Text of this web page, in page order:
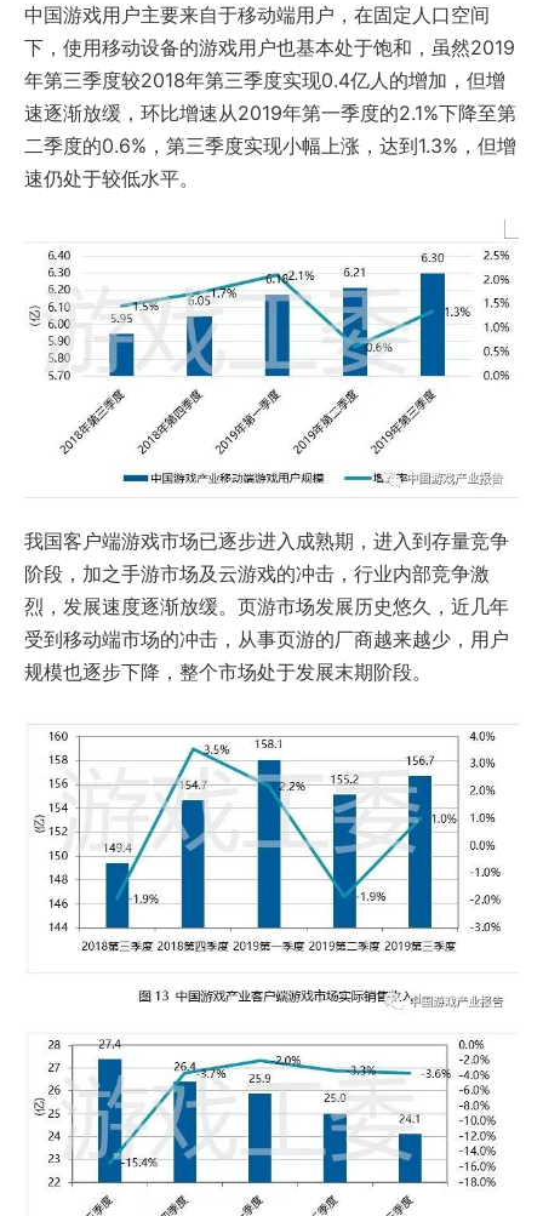
中国游戏用户主要来自于移动端用户，在固定人口空间
下，使用移动设备的游戏用户也基本处于饱和，虽然2019
年第三季度较2018年第三季度实现0.4亿人的增加，但增
速逐渐放缓，环比增速从2019年第一季度的2.1%下降至第
二季度的0.6%，第三季度实现小幅上涨，达到1.3%，但增
速仍处于较低水平。
我国客户端游戏市场已逐步进入成熟期，进入到存量竞争
阶段，加之手游市场及云游戏的冲击，行业内部竞争激
烈，发展速度逐渐放缓。页游市场发展历史悠久，近几年
受到移动端市场的冲击，从事页游的厂商越来越少，用户
规模也逐步下降，整个市场处于发展末期阶段。